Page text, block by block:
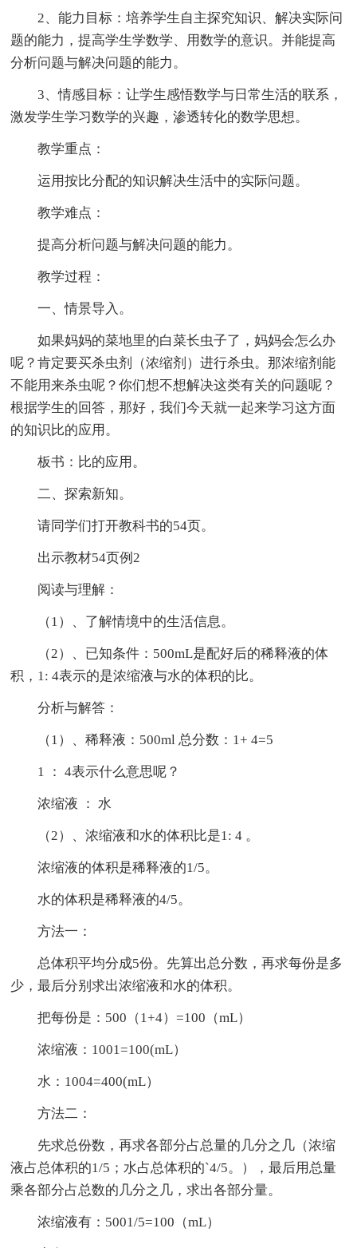
2、能力目标：培养学生自主探究知识、解决实际问
题的能力，提高学生学数学、用数学的意识。并能提高
分析问题与解决问题的能力。
3、情感目标：让学生感悟数学与日常生活的联系，
激发学生学习数学的兴趣，渗透转化的数学思想。
教学重点：
运用按比分配的知识解决生活中的实际问题。
教学难点：
提高分析问题与解决问题的能力。
教学过程：
一、情景导入。
如果妈妈的菜地里的白菜长虫子了，妈妈会怎么办
呢？肯定要买杀虫剂（浓缩剂）进行杀虫。那浓缩剂能
不能用来杀虫呢？你们想不想解决这类有关的问题呢？
根据学生的回答，那好，我们今天就一起来学习这方面
的知识比的应用。
板书：比的应用。
二、探索新知。
请同学们打开教科书的54页。
出示教材54页例2
阅读与理解：
（1）、了解情境中的生活信息。
（2）、已知条件：500mL是配好后的稀释液的体
积，1: 4表示的是浓缩液与水的体积的比。
分析与解答：
（1）、稀释液：500ml 总分数：1+ 4=5
1 ： 4表示什么意思呢？
浓缩液 ： 水
（2）、浓缩液和水的体积比是1: 4 。
浓缩液的体积是稀释液的1/5。
水的体积是稀释液的4/5。
方法一：
总体积平均分成5份。先算出总分数，再求每份是多
少，最后分别求出浓缩液和水的体积。
把每份是：500（1+4）=100（mL）
浓缩液：1001=100(mL）
水：1004=400(mL）
方法二：
先求总份数，再求各部分占总量的几分之几（浓缩
液占总体积的1/5；水占总体积的`4/5。），最后用总量
乘各部分占总数的几分之几，求出各部分量。
浓缩液有：5001/5=100（mL）